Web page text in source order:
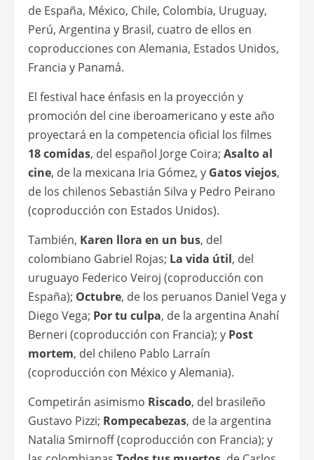
de España, México, Chile, Colombia, Uruguay,
Perú, Argentina y Brasil, cuatro de ellos en
coproducciones con Alemania, Estados Unidos,
Francia y Panamá.
El festival hace énfasis en la proyección y
promoción del cine iberoamericano y este año
proyectará en la competencia oficial los filmes
18 comidas, del español Jorge Coira; Asalto al
cine, de la mexicana Iria Gómez, y Gatos viejos,
de los chilenos Sebastián Silva y Pedro Peirano
(coproducción con Estados Unidos).
También, Karen llora en un bus, del
colombiano Gabriel Rojas; La vida útil, del
uruguayo Federico Veiroj (coproducción con
España); Octubre, de los peruanos Daniel Vega y
Diego Vega; Por tu culpa, de la argentina Anahí
Berneri (coproducción con Francia); y Post
mortem, del chileno Pablo Larraín
(coproducción con México y Alemania).
Competirán asimismo Riscado, del brasileño
Gustavo Pizzi; Rompecabezas, de la argentina
Natalia Smirnoff (coproducción con Francia); y